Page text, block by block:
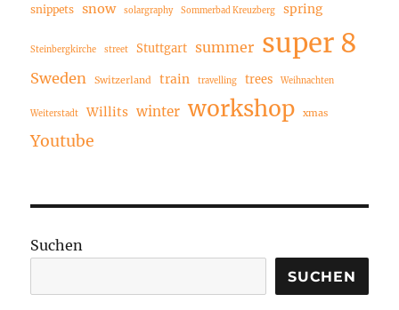
snippets snow solargraphy Sommerbad Kreuzberg spring
Steinbergkirche street Stuttgart summer super 8
Sweden Switzerland train travelling trees Weihnachten
Weiterstadt Willits winter workshop xmas
Youtube
Suchen
SUCHEN